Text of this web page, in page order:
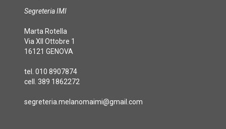
Segreteria IMI
Marta Rotella
Via XII Ottobre 1
16121 GENOVA
tel. 010 8907874
cell. 389 1862272
segreteria.melanomaimi@gmail.com